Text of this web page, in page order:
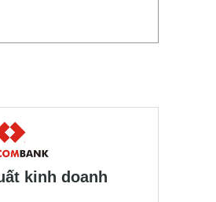
kinh doanh